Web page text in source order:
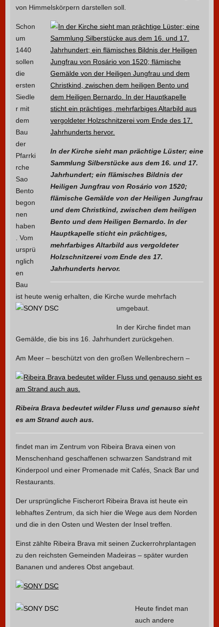
von Himmelskörpern darstellen soll.
In der Kirche sieht man prächtige Lüster; eine
Sammlung Silberstücke aus dem 16. und 17.
Jahrhundert; ein flämisches Bildnis der
Heiligen Jungfrau von Rosário von 1520;
flämische Gemälde von der Heiligen Jungfrau
und dem Christkind, zwischen dem heiligen
Bento und dem Heiligen Bernardo. In der
Hauptkapelle sticht ein prächtiges,
mehrfarbiges Altarbild aus vergoldeter
Holzschnitzerei vom Ende des 17.
Jahrhunderts hervor.
Schon
um
1440
sollen
die
ersten
Siedle
r mit
dem
Bau
der
Pfarrki
rche
Sao
Bento
begon
nen
haben
. Vom
ursprü
nglich
en
Bau
ist heute wenig erhalten, die Kirche wurde mehrfach
umgebaut.
In der Kirche findet man
Gemälde, die bis ins 16. Jahrhundert zurückgehen.
Am Meer – beschützt von den großen Wellenbrechern –
Ribeira Brava bedeutet wilder Fluss und genauso sieht
es am Strand auch aus.
findet man im Zentrum von Ribeira Brava einen von
Menschenhand geschaffenen schwarzen Sandstrand mit
Kinderpool und einer Promenade mit Cafés, Snack Bar und
Restaurants.
Der ursprüngliche Fischerort Ribeira Brava ist heute ein
lebhaftes Zentrum, da sich hier die Wege aus dem Norden
und die in den Osten und Westen der Insel treffen.
Einst zählte Ribeira Brava mit seinen Zuckerrohrplantagen
zu den reichsten Gemeinden Madeiras – später wurden
Bananen und anderes Obst angebaut.
Heute findet man
auch andere